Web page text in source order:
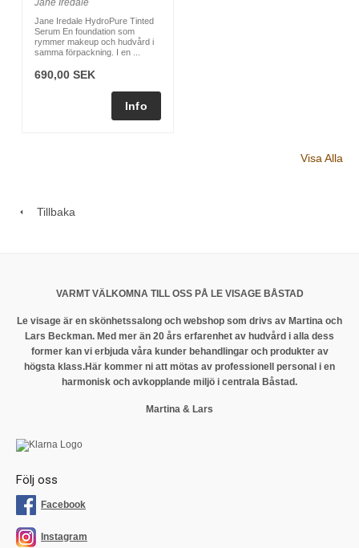
Jane Iredale
Jane Iredale HydroPure Tinted
Serum En foundation som
rymmer makeup och hudvård i
samma förpackning. I en ...
690,00 SEK
Visa Alla
Tillbaka
VARMT VÄLKOMNA TILL OSS PÅ LE VISAGE BÅSTAD
Le visage är en skönhetssalong och webshop som drivs av Martina och
Lars Beckman. Med mer än 20 års erfarenhet av hudvård i alla dess
former kan vi erbjuda våra kunder behandlingar och produkter av
högsta klass.Här kommer ni att mötas av professionell personal i en
harmonisk och avkopplande miljö i centrala Båstad.
Martina & Lars
Följ oss
Facebook
Instagram